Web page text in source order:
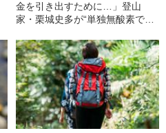
金を引き出すために…」登山
家・栗城史多が“単独無酸素での
つき続けていたワケ